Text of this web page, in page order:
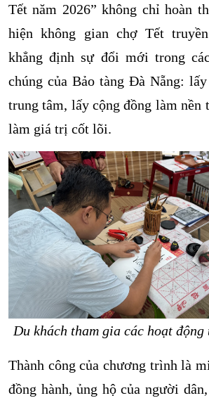
Tết năm 2026” không chỉ hoàn
hiện không gian chợ Tết
khẳng định sự đổi mới trong
chúng của Bảo tàng Đà Nẵng:
trung tâm, lấy cộng đồng làm nền
làm giá trị cốt lõi.
Du khách tham gia các hoạt
Thành công của chương trình là
đồng hành, ủng hộ của người